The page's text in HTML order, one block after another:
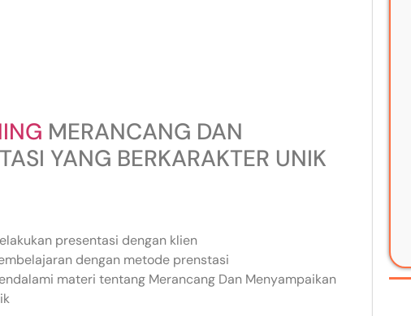
MERANCANG DAN
YANG BERKARAKTER UNIK
presentasi dengan klien
dengan metode prenstasi
materi tentang Merancang Dan Menyampaikan